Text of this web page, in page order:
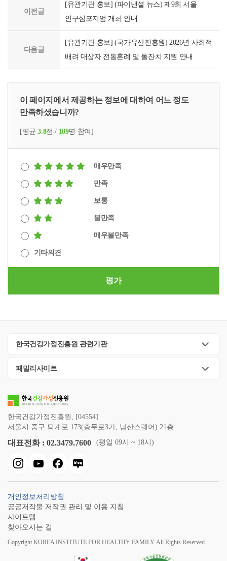
이전글
[유관기관 홍보] (파이낸셜 뉴스) 제9회 서울
인구심포지엄 개최 안내
다음글
[유관기관 홍보] (국가유산진흥원) 2026년 사회적
배려 대상자 전통혼례 및 돌잔치 지원 안내
이 페이지에서 제공하는 정보에 대하여 어느 정도
만족하셨습니까?
[평균3.8점 / 189명 참여]
매우만족
만족
보통
불만족
매우불만족
기타의견
평가
한국건강가정진흥원 관련기관
패밀리사이트
한국건강가정진흥원, [04554]
서울시 중구 퇴계로 173(충무로3가, 남산스퀘어) 21층
대표전화 : 02.3479.7600 (평일 09시 ~ 18시)
개인정보처리방침
공공저작물 저작권 관리 및 이용 지침
사이트맵
찾아오시는 길
Copyright KOREA INSTITUTE FOR HEALTHY FAMILY. All Rights Reserved.